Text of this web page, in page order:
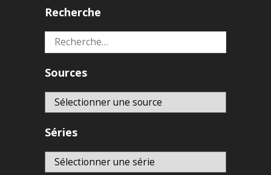
Recherche
Rechercher :
Sources
Séries